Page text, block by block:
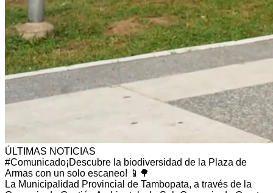
ÚLTIMAS NOTICIAS
#NotaInformativa 🎉 ¡Municipalidad Provincial de Tambopata
participó en el 14.° aniversario de la Asociación de
Agricultores Valle Inambari! 🌱🍫